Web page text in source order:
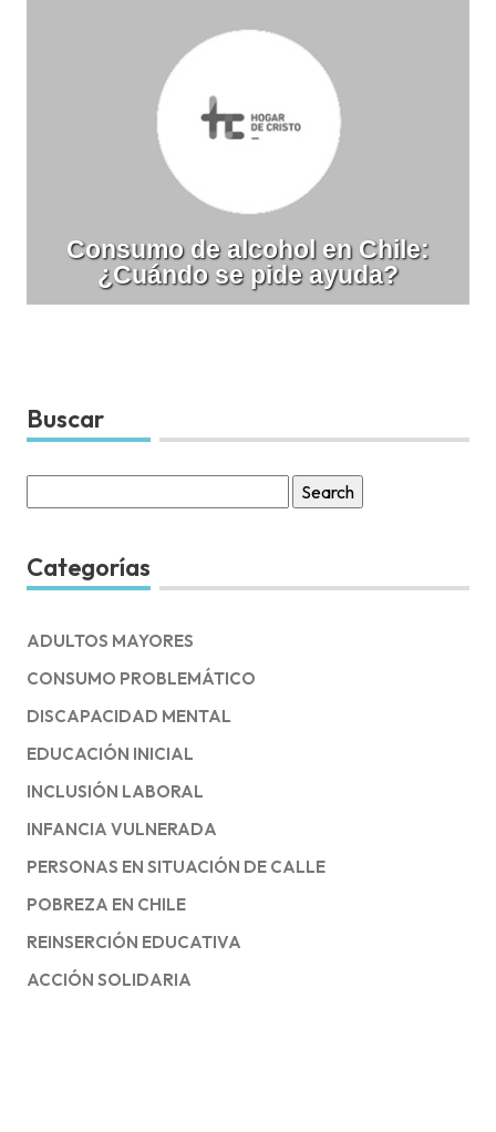
Consumo de alcohol en Chile:
¿Cuándo se pide ayuda?
Buscar
for:
Categorías
ADULTOS MAYORES
CONSUMO PROBLEMÁTICO
DISCAPACIDAD MENTAL
EDUCACIÓN INICIAL
INCLUSIÓN LABORAL
INFANCIA VULNERADA
PERSONAS EN SITUACIÓN DE CALLE
POBREZA EN CHILE
REINSERCIÓN EDUCATIVA
ACCIÓN SOLIDARIA